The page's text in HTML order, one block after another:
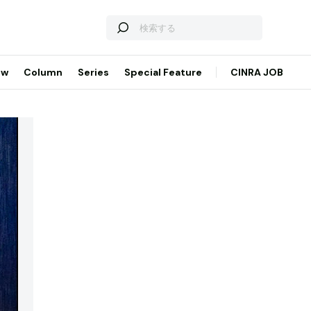
Column Series Special Feature CINRA JOB